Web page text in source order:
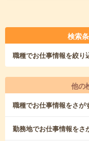
検索
職種でお仕事情報を絞り
他の
職種でお仕事情報をさが
勤務地でお仕事情報をさ